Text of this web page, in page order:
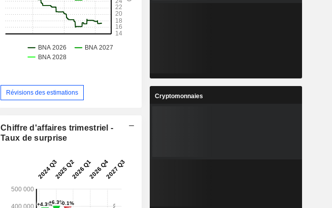
Révisions des estimations
Chiffre d'affaires trimestriel -
Taux de surprise
Cryptomonnaies